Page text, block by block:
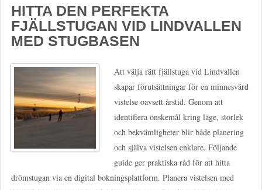
HITTA DEN PERFEKTA
FJÄLLSTUGAN VID LINDVALLEN
MED STUGBASEN
Att välja rätt fjällstuga vid Lindvallen
skapar förutsättningar för en minnesvärd
vistelse oavsett årstid. Genom att
identifiera önskemål kring läge, storlek
och bekvämligheter blir både planering
och själva vistelsen enklare. Följande
guide ger praktiska råd för att hitta
drömstugan via en digital bokningsplattform. Planera vistelsen med